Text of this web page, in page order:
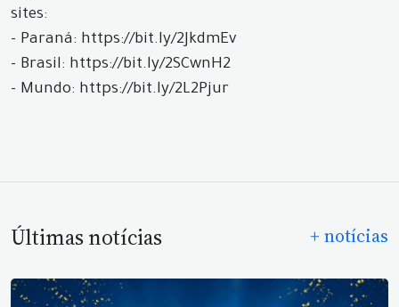
sites:
- Paraná: https://bit.ly/2JkdmEv
- Brasil: https://bit.ly/2SCwnH2
- Mundo: https://bit.ly/2L2Pjur
Últimas notícias + notícias